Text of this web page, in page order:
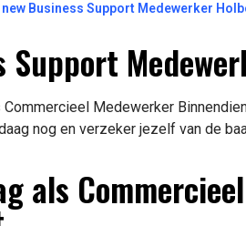
new Business Support Medewerker
Support
Medewerker
nog en verzeker jezelf van de
als